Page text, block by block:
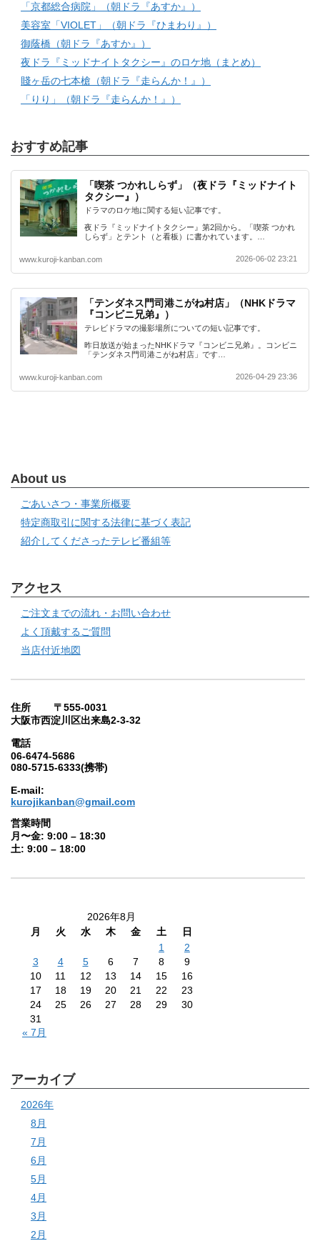
「京都総合病院」（朝ドラ『あすか』）
美容室「VIOLET」（朝ドラ『ひまわり』）
御蔭橋（朝ドラ『あすか』）
夜ドラ『ミッドナイトタクシー』のロケ地（まとめ）
賤ヶ岳の七本槍（朝ドラ『走らんか！』）
「りり」（朝ドラ『走らんか！』）
おすすめ記事
「喫茶 つかれしらず」（夜ドラ『ミッドナイト
タクシー』）
ドラマのロケ地に関する短い記事です。
夜ドラ『ミッドナイトタクシー』第2回から。「喫茶 つかれ
しらず」とテント（と看板）に書かれています。…
www.kuroji-kanban.com 2026-06-02 23:21
「テンダネス門司港こがね村店」（NHKドラマ
『コンビニ兄弟』）
テレビドラマの撮影場所についての短い記事です。
昨日放送が始まったNHKドラマ『コンビニ兄弟』。コンビニ
「テンダネス門司港こがね村店」です…
www.kuroji-kanban.com 2026-04-29 23:36
About us
ごあいさつ・事業所概要
特定商取引に関する法律に基づく表記
紹介してくださったテレビ番組等
アクセス
ご注文までの流れ・お問い合わせ
よく頂戴するご質問
当店付近地図
住所 〒555-0031
大阪市西淀川区出来島2-3-32
電話
06-6474-5686
080-5715-6333(携帯)
E-mail:
kurojikanban@gmail.com
営業時間
月〜金: 9:00 – 18:30
土: 9:00 – 18:00
2026年8月
月
火 水 木 金 土
日
1
2
3
4 5 6 7 8
9
10
11 12 13 14 15
16
17
18 19 20 21 22
23
24
25 26 27 28 29
30
31
« 7月
アーカイブ
2026年
8月
7月
6月
5月
4月
3月
2月